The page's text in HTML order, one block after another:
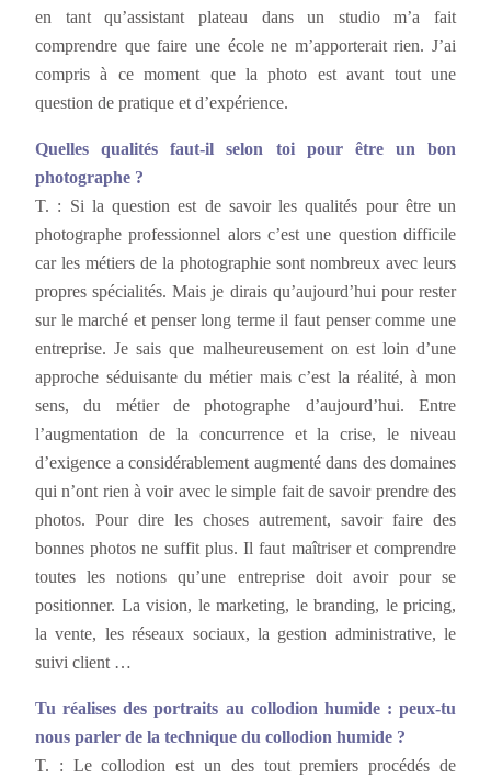
en tant qu’assistant plateau dans un studio m’a fait
comprendre que faire une école ne m’apporterait rien. J’ai
compris à ce moment que la photo est avant tout une
question de pratique et d’expérience.
Quelles qualités faut-il selon toi pour être un bon
photographe ?
T. : Si la question est de savoir les qualités pour être un
photographe professionnel alors c’est une question difficile
car les métiers de la photographie sont nombreux avec leurs
propres spécialités. Mais je dirais qu’aujourd’hui pour rester
sur le marché et penser long terme il faut penser comme une
entreprise. Je sais que malheureusement on est loin d’une
approche séduisante du métier mais c’est la réalité, à mon
sens, du métier de photographe d’aujourd’hui. Entre
l’augmentation de la concurrence et la crise, le niveau
d’exigence a considérablement augmenté dans des domaines
qui n’ont rien à voir avec le simple fait de savoir prendre des
photos. Pour dire les choses autrement, savoir faire des
bonnes photos ne suffit plus. Il faut maîtriser et comprendre
toutes les notions qu’une entreprise doit avoir pour se
positionner. La vision, le marketing, le branding, le pricing,
la vente, les réseaux sociaux, la gestion administrative, le
suivi client …
Tu réalises des portraits au collodion humide : peux-tu
nous parler de la technique du collodion humide ?
T. : Le collodion est un des tout premiers procédés de